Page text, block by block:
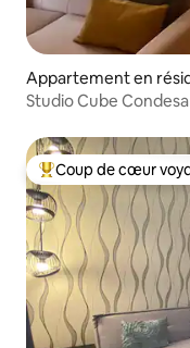
Appartement en
Studio Cube Condesa
Coups de cœur
Coup de cœur